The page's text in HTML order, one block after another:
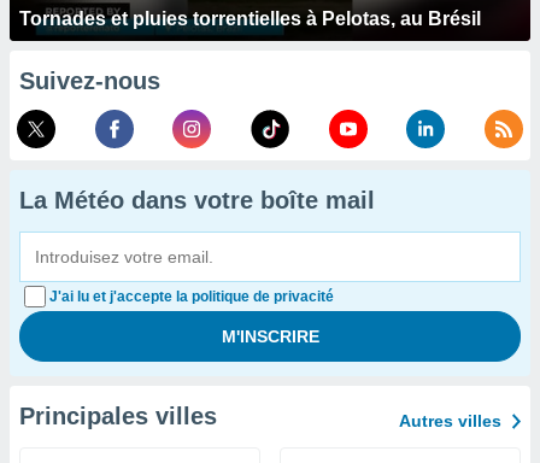
Tornades et pluies torrentielles à Pelotas, au Brésil
Suivez-nous
La Météo dans votre boîte mail
J'ai lu et j'accepte la politique de privacité
Principales villes Autres villes